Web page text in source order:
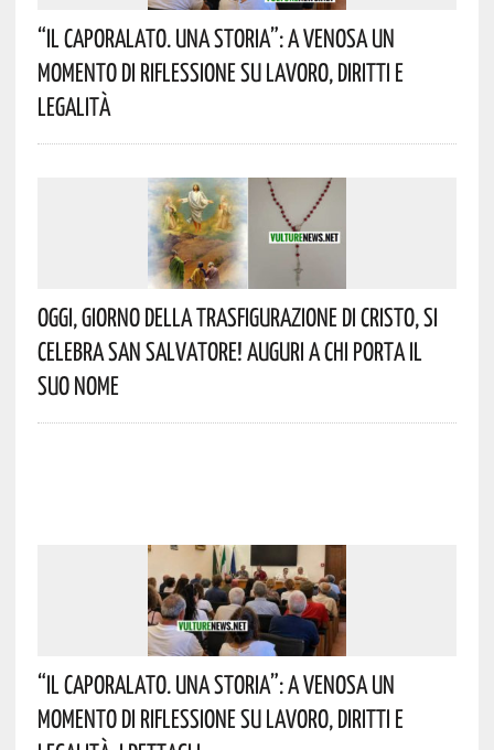
“Il Caporalato. Una Storia”: A Venosa Un
Momento Di Riflessione Su Lavoro, Diritti E
Legalità
Oggi, Giorno Della Trasfigurazione Di Cristo, Si
Celebra San Salvatore! Auguri A Chi Porta Il
Suo Nome
“Il Caporalato. Una Storia”: A Venosa Un
Momento Di Riflessione Su Lavoro, Diritti E